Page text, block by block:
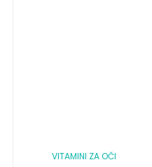
VITAMINI ZA OČI